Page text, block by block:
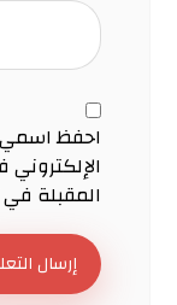
احفظ
المقبلة
إرسال